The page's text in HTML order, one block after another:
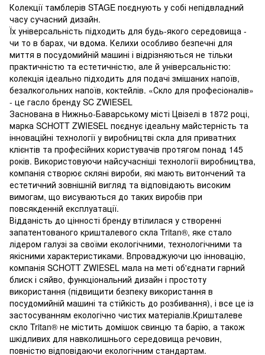
Колекції тамблерів STAGE поєднують у собі непідвладний
часу сучасний дизайн.
Їх універсальність підходить для будь-якого середовища -
чи то в барах, чи вдома. Келихи особливо безпечні для
миття в посудомийній машині і відрізняються не тільки
практичністю та естетичністю, але й універсальністю:
колекція ідеально підходить для подачі змішаних напоїв,
безалкогольних напоїв, коктейлів. «Скло для професіоналів»
- це гасло бренду SC ZWIESEL
Заснована в Нижньо-Баварському місті Цвізелі в 1872 році,
марка SCHOTT ZWIESEL поєднує ідеальну майстерність та
інноваційні технології у виробництві скла для приватних
клієнтів та професійних користувачів протягом понад 145
років. Використовуючи найсучасніші технології виробництва,
компанія створює скляні вироби, які мають витончений та
естетичний зовнішній вигляд та відповідають високим
вимогам, що висуваються до таких виробів при
повсякденній експлуатації.
Відданість до цінності бренду втілилася у створенні
запатентованого кришталевого скла Tritan®, яке стало
лідером галузі за своїми екологічними, технологічними та
якісними характеристиками. Впроваджуючи цю інновацію,
компанія SCHOTT ZWIESEL мала на меті об'єднати гарний
блиск і сяйво, функціональний дизайн і простоту
використання (підвищити безпеку використання в
посудомийній машині та стійкість до розбивання), і все це із
застосуванням екологічно чистих матеріалів.Кришталеве
скло Tritan® не містить домішок свинцю та барію, а також
шкідливих для навколишнього середовища речовин,
повністю відповідаючи екологічним стандартам.